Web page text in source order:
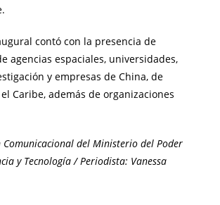
contó con la presencia de
agencias espaciales, universidades,
y empresas de China, de
Caribe, además de organizaciones
Comunicacional del Ministerio del Poder
y Tecnología / Periodista: Vanessa